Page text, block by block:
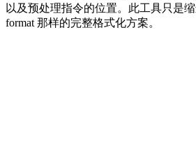
以及预处理指令的位置。此工具只是
format 那样的完整格式化方案。